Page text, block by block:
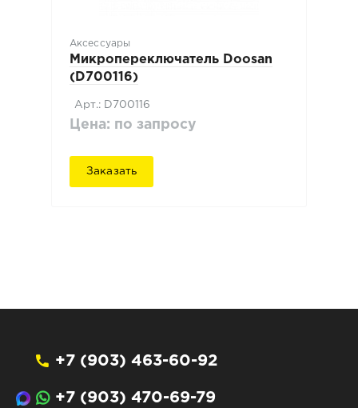
Аксессуары
Микропереключатель Doosan
(D700116)
Арт.: D700116
Цена: по запросу
Заказать
+7 (903) 463-60-92
+7 (903) 470-69-79